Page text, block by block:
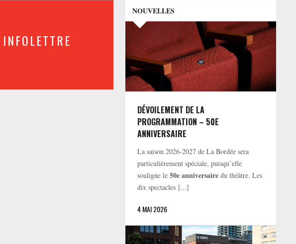
NOUVELLES
DÉVOILEMENT DE LA
PROGRAMMATION – 50E
ANNIVERSAIRE
La saison 2026-2027 de La Bordée sera
particulièrement spéciale, puisqu’elle
souligne le50e anniversaire du théâtre. Les
dix spectacles [...]
4 MAI 2026